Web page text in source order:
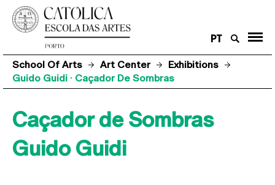
PT
School Of Arts Art Center
Exhibitions
Guido Guidi · Caçador De Sombras
Caçador de Sombras
Guido Guidi